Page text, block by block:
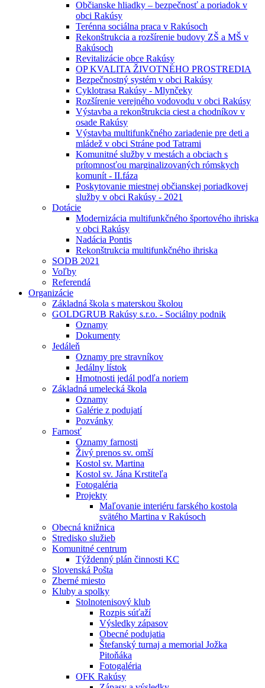
Občianske hliadky – bezpečnosť a poriadok v
obci Rakúsy
Terénna sociálna praca v Rakúsoch
Rekonštrukcia a rozšírenie budovy ZŠ a MŠ v
Rakúsoch
Revitalizácie obce Rakúsy
OP KVALITA ŽIVOTNÉHO PROSTREDIA
Bezpečnostný systém v obci Rakúsy
Cyklotrasa Rakúsy - Mlynčeky
Rozšírenie verejného vodovodu v obci Rakúsy
Výstavba a rekonštrukcia ciest a chodníkov v
osade Rakúsy
Výstavba multifunkčného zariadenie pre deti a
mládež v obci Stráne pod Tatrami
Komunitné služby v mestách a obciach s
prítomnosťou marginalizovaných rómskych
komunít - II.fáza
Poskytovanie miestnej občianskej poriadkovej
služby v obci Rakúsy - 2021
Dotácie
Modernizácia multifunkčného športového ihriska
v obci Rakúsy
Nadácia Pontis
Rekonštrukcia multifunkčného ihriska
SODB 2021
Voľby
Referendá
Organizácie
Základná škola s materskou školou
GOLDGRUB Rakúsy s.r.o. - Sociálny podnik
Oznamy
Dokumenty
Jedáleň
Oznamy pre stravníkov
Jedálny lístok
Hmotnosti jedál podľa noriem
Základná umelecká škola
Oznamy
Galérie z podujatí
Pozvánky
Farnosť
Oznamy farnosti
Živý prenos sv. omší
Kostol sv. Martina
Kostol sv. Jána Krstiteľa
Fotogaléria
Projekty
Maľovanie interiéru farského kostola
svätého Martina v Rakúsoch
Obecná knižnica
Stredisko služieb
Komunitné centrum
Týždenný plán činnosti KC
Slovenská Pošta
Zberné miesto
Kluby a spolky
Stolnotenisový klub
Rozpis súťaží
Výsledky zápasov
Obecné podujatia
Štefanský turnaj a memorial Jožka
Pitoňáka
Fotogaléria
OFK Rakúsy